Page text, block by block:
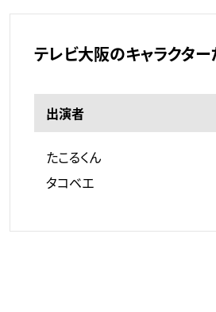
テレビ大阪のキャラクタ
出演者
たこるくん
タコベエ